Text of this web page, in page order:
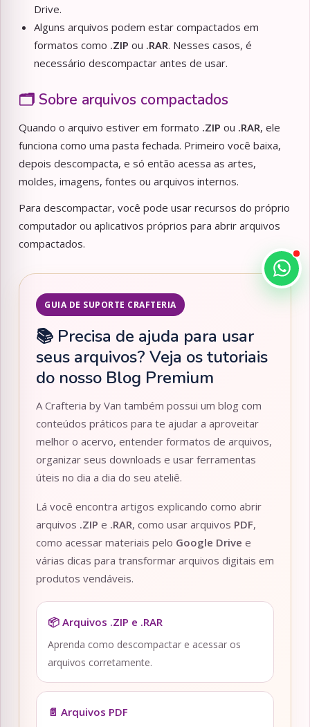
Drive.
Alguns arquivos podem estar compactados em
formatos como .ZIP ou .RAR. Nesses casos, é
necessário descompactar antes de usar.
🗂️ Sobre arquivos compactados
Quando o arquivo estiver em formato .ZIP ou .RAR, ele
funciona como uma pasta fechada. Primeiro você baixa,
depois descompacta, e só então acessa as artes,
moldes, imagens, fontes ou arquivos internos.
Para descompactar, você pode usar recursos do próprio
computador ou aplicativos próprios para abrir arquivos
compactados.
GUIA DE SUPORTE CRAFTERIA
📚 Precisa de ajuda para usar
seus arquivos? Veja os tutoriais
do nosso Blog Premium
A Crafteria by Van também possui um blog com
conteúdos práticos para te ajudar a aproveitar
melhor o acervo, entender formatos de arquivos,
organizar seus downloads e usar ferramentas
úteis no dia a dia do seu ateliê.
Lá você encontra artigos explicando como abrir
arquivos .ZIP e .RAR, como usar arquivos PDF,
como acessar materiais pelo Google Drive e
várias dicas para transformar arquivos digitais em
produtos vendáveis.
📦 Arquivos .ZIP e .RAR
Aprenda como descompactar e acessar os
arquivos corretamente.
📄 Arquivos PDF